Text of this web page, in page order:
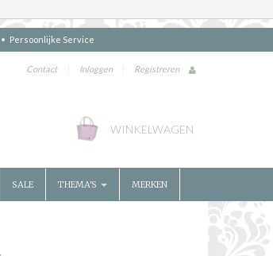
Persoonlijke Service
Contact | Inloggen | Registreren
WINKELWAGEN
SALE THEMA'S MERKEN